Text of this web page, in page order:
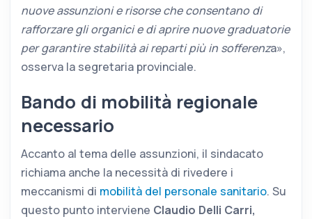
nuove assunzioni e risorse che consentano di
rafforzare gli organici e di aprire nuove graduatorie
per garantire stabilità ai reparti più in sofferenza»,
osserva la segretaria provinciale.
Bando di mobilità regionale
necessario
Accanto al tema delle assunzioni, il sindacato
richiama anche la necessità di rivedere i
meccanismi di mobilità del personale sanitario. Su
questo punto interviene Claudio Delli Carri,